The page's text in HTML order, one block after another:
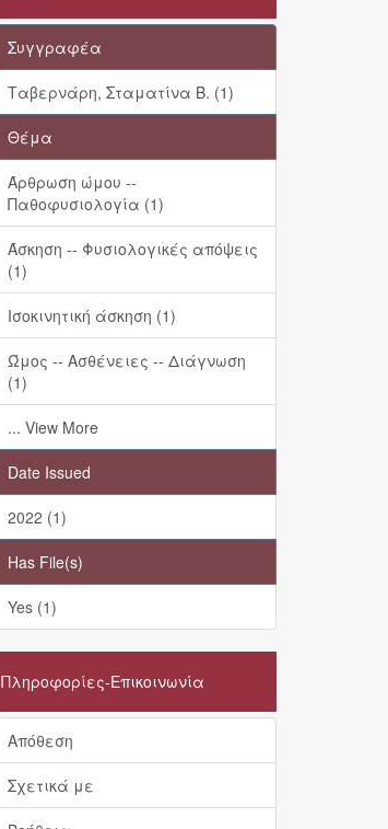
Συγγραφέα
Ταβερνάρη, Σταματίνα Β. (1)
Θέμα
Άρθρωση ώμου --
Παθοφυσιολογία (1)
Άσκηση -- Φυσιολογικές απόψεις
(1)
Ισοκινητική άσκηση (1)
Ώμος -- Ασθένειες -- Διάγνωση
(1)
... View More
Date Issued
2022 (1)
Has File(s)
Yes (1)
Πληροφορίες-Επικοινωνία
Απόθεση
Σχετικά με